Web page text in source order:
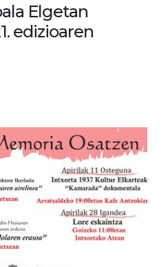
Elgetan
edizioaren